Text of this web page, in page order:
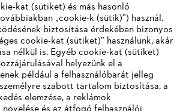
#STIHL
kat (sütiket) és más hasonló
„cookie-k (sütik)”) használ.
biztosítása érdekében bizonyos
cookie-kat (sütiket)” használunk, akár
nélkül is. Egyéb cookie-kat (sütiket)
helyezünk el a
például a felhasználóbarát jelleg
szabott tartalom biztosítása, a
elemzése, a reklámok